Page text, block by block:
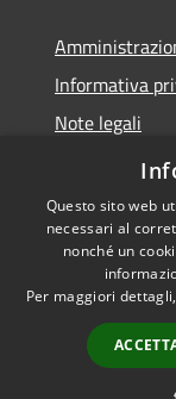
Informativa
Note legali
Dichiarazione
Accessibilità
Questo sito web
necessari al
nonché un
Per maggiori